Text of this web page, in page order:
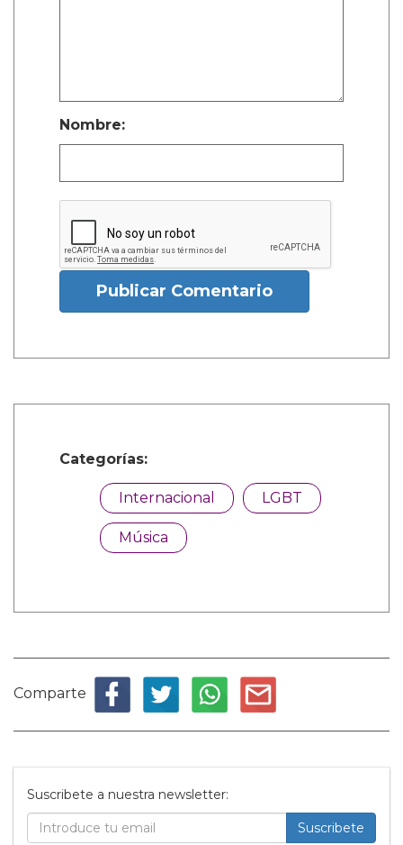
Nombre:
Publicar Comentario
Categorías:
Internacional LGBT
Música
Comparte
Suscribete a nuestra newsletter:
Suscribete